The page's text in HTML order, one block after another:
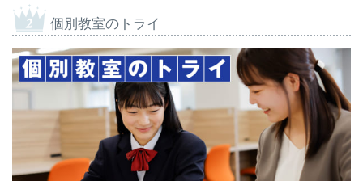
個別教室のトライ